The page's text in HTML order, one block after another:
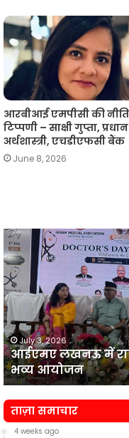
आरबीआई एमपीसी की
टिप्पणी – साक्षी गुप्ता, प्रधान
अर्थशास्त्री, एचडीएफसी बैंक
June 8, 2026
आईएमए
लखनऊ
में
राष्ट्रीय
चिकित्सक
दिवस
समारोह
का
भव्य
आयोजन
July 3, 2026
आईएमए लखनऊ में
भव्य आयोजन
ताज़ा समाचार
4 weeks ago